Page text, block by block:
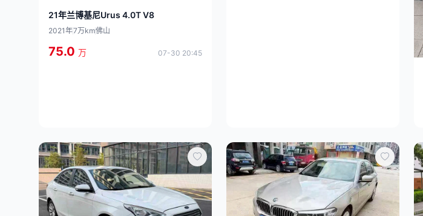
21年兰博基尼Urus 4.0T V8
2021年7万km佛山
75.0 万 07-30 20:45